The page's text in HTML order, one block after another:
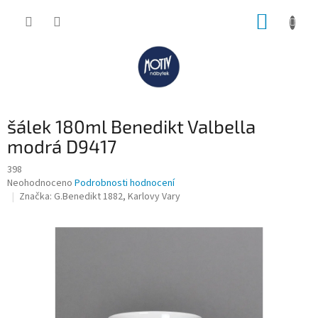
šálek 180ml Benedikt Valbella
modrá D9417
398
Průměrné
hodnocení
Neohodnoceno Podrobnosti hodnocení
Značka: G.Benedikt 1882, Karlovy Vary